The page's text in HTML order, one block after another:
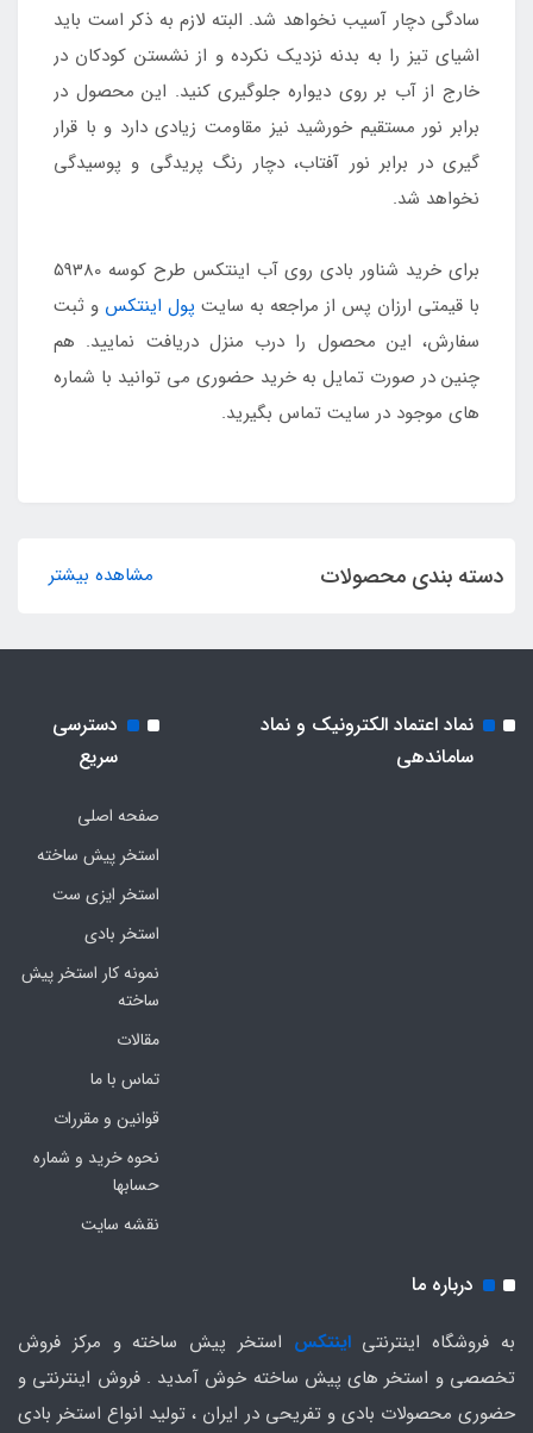
سادگی دچار آسیب نخواهد شد. البته لازم به ذکر است باید
اشیای تیز را به بدنه نزدیک نکرده و از نشستن کودکان در
خارج از آب بر روی دیواره جلوگیری کنید. این محصول در
برابر نور مستقیم خورشید نیز مقاومت زیادی دارد و با قرار
گیری در برابر نور آفتاب، دچار رنگ پریدگی و پوسیدگی
نخواهد شد.
برای خرید شناور بادی روی آب اینتکس طرح کوسه 59380
با قیمتی ارزان پس از مراجعه به سایت پول اینتکس و ثبت
سفارش، این محصول را درب منزل دریافت نمایید. هم
چنین در صورت تمایل به خرید حضوری می توانید با شماره
های موجود در سایت تماس بگیرید.
دسته بندی محصولات مشاهده بیشتر
نماد اعتماد الکترونیک و نماد
ساماندهی
دسترسی
سریع
صفحه اصلی
استخر پیش ساخته
استخر ایزی ست
استخر بادی
نمونه کار استخر پیش
ساخته
مقالات
تماس با ما
قوانین و مقررات
نحوه خرید و شماره
حسابها
نقشه سایت
درباره ما
به فروشگاه اینترنتیاینتکس استخر پیش ساخته و مرکز فروش
تخصصی و استخر های پیش ساخته خوش آمدید . فروش اینترنتی و
حضوری محصولات بادی و تفریحی در ایران ، تولید انواع استخر بادی